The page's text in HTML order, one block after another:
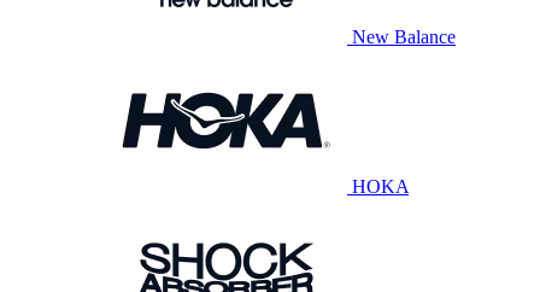
New Balance
HOKA